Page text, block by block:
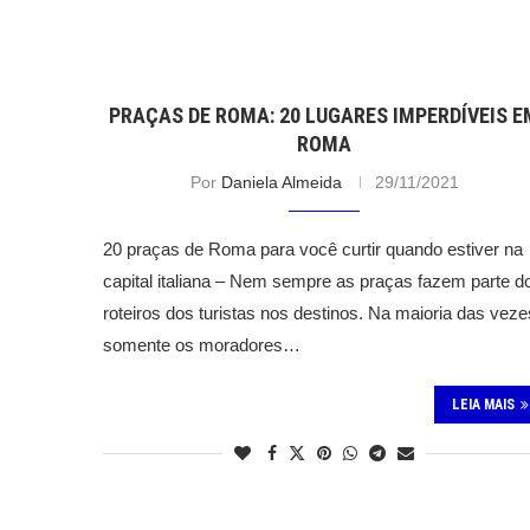
PRAÇAS DE ROMA: 20 LUGARES IMPERDÍVEIS
ROMA
Por Daniela Almeida 29/11/2021
20 praças de Roma para você curtir quando estiver na
capital italiana – Nem sempre as praças fazem parte
roteiros dos turistas nos destinos. Na maioria das
somente os moradores…
LEIA MAIS